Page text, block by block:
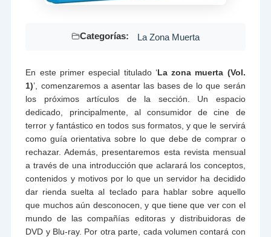
Categorías: La Zona Muerta
En este primer especial titulado ‘La zona muerta (Vol.
1)’, comenzaremos a asentar las bases de lo que serán
los próximos artículos de la sección. Un espacio
dedicado, principalmente, al consumidor de cine de
terror y fantástico en todos sus formatos, y que le servirá
como guía orientativa sobre lo que debe de comprar o
rechazar. Además, presentaremos esta revista mensual
a través de una introducción que aclarará los conceptos,
contenidos y motivos por lo que un servidor ha decidido
dar rienda suelta al teclado para hablar sobre aquello
que muchos aún desconocen, y que tiene que ver con el
mundo de las compañías editoras y distribuidoras de
DVD y Blu-ray. Por otra parte, cada volumen contará con